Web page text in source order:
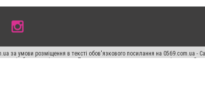
за умови розміщення в тексті обов'язкового посилання на 0569.com.ua -
або в якості джерела. Порушення виняткових прав переслідується